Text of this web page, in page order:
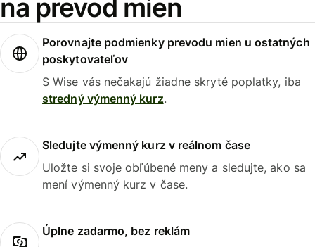
na prevod mien
Porovnajte podmienky prevodu mien u ostatných
poskytovateľov
S Wise vás nečakajú žiadne skryté poplatky, iba
stredný výmenný kurz.
Sledujte výmenný kurz v reálnom čase
Uložte si svoje obľúbené meny a sledujte, ako sa
mení výmenný kurz v čase.
Úplne zadarmo, bez reklám